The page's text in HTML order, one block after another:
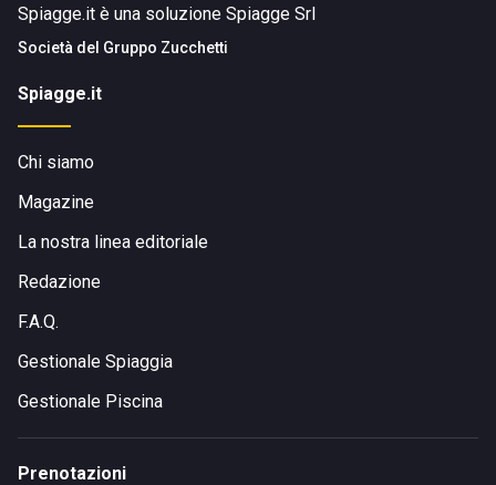
Spiagge.it è una soluzione Spiagge Srl
Società del Gruppo Zucchetti
Spiagge.it
Chi siamo
Magazine
La nostra linea editoriale
Redazione
F.A.Q.
Gestionale Spiaggia
Gestionale Piscina
Prenotazioni